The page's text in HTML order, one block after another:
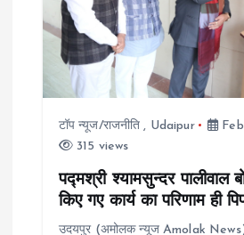
a
टॉप न्यूज/राजनीति , Udaipur
315 views
पद्मश्री श्यामसुन्दर पालीवाल
किए गए कार्य का परिणाम ही
उदयपुर (अमोलक न्यूज Amolak